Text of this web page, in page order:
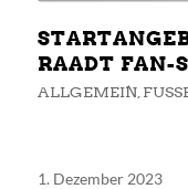
RAADT FAN-
ALLGEMEIN,
1. Dezember 2023